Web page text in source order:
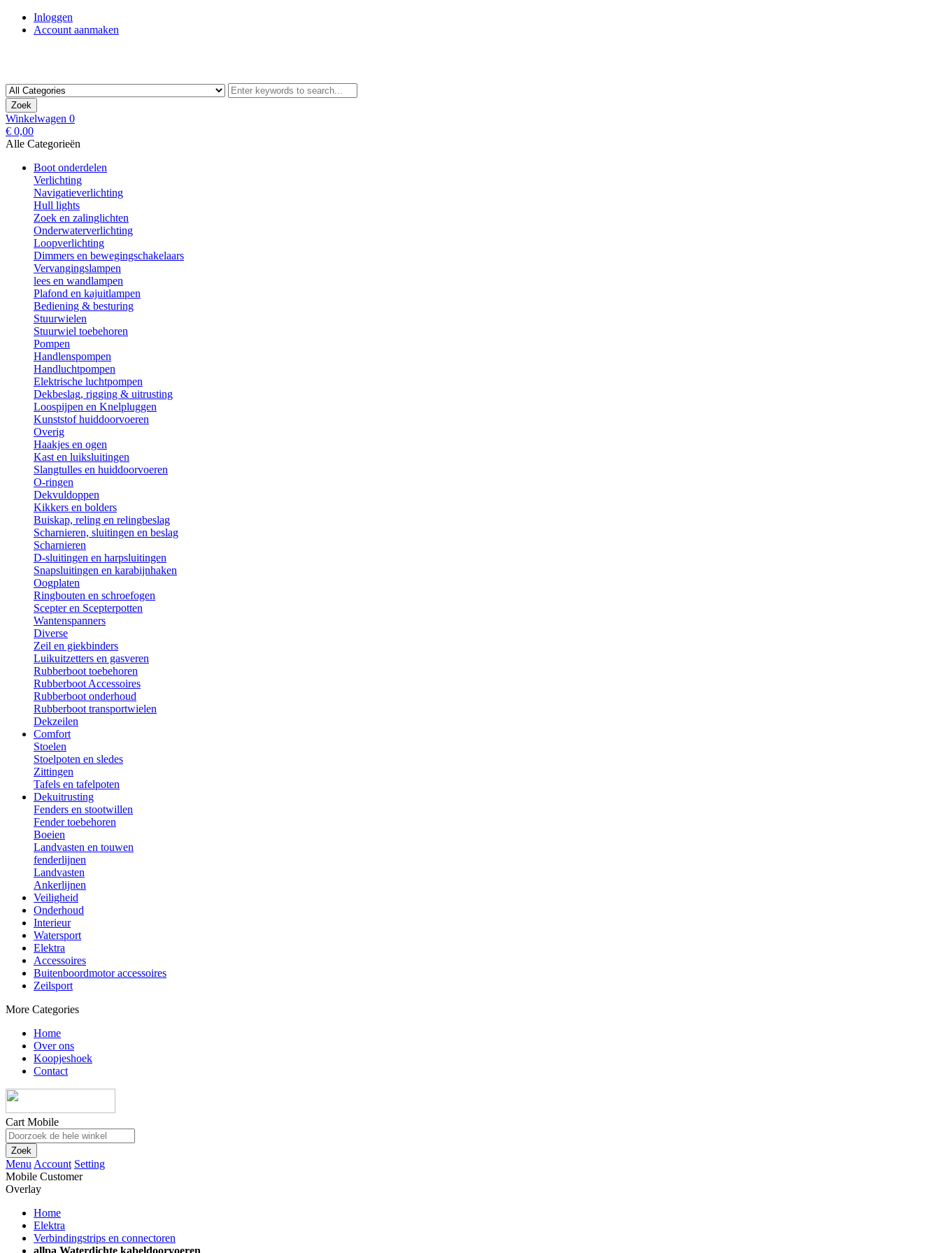
Inloggen
Account aanmaken
Zoek
Winkelwagen 0
€ 0,00
Alle Categorieën
Boot onderdelen
Verlichting
Navigatieverlichting
Hull lights
Zoek en zalinglichten
Onderwaterverlichting
Loopverlichting
Dimmers en bewegingschakelaars
Vervangingslampen
lees en wandlampen
Plafond en kajuitlampen
Bediening & besturing
Stuurwielen
Stuurwiel toebehoren
Pompen
Handlenspompen
Handluchtpompen
Elektrische luchtpompen
Dekbeslag, rigging & uitrusting
Loospijpen en Knelpluggen
Kunststof huiddoorvoeren
Overig
Haakjes en ogen
Kast en luiksluitingen
Slangtulles en huiddoorvoeren
O-ringen
Dekvuldoppen
Kikkers en bolders
Buiskap, reling en relingbeslag
Scharnieren, sluitingen en beslag
Scharnieren
D-sluitingen en harpsluitingen
Snapsluitingen en karabijnhaken
Oogplaten
Ringbouten en schroefogen
Scepter en Scepterpotten
Wantenspanners
Diverse
Zeil en giekbinders
Luikuitzetters en gasveren
Rubberboot toebehoren
Rubberboot Accessoires
Rubberboot onderhoud
Rubberboot transportwielen
Dekzeilen
Comfort
Stoelen
Stoelpoten en sledes
Zittingen
Tafels en tafelpoten
Dekuitrusting
Fenders en stootwillen
Fender toebehoren
Boeien
Landvasten en touwen
fenderlijnen
Landvasten
Ankerlijnen
Veiligheid
Onderhoud
Interieur
Watersport
Elektra
Accessoires
Buitenboordmotor accessoires
Zeilsport
More Categories
Home
Over ons
Koopjeshoek
Contact
Cart Mobile
Zoek
Menu Account Setting
Mobile Customer
Overlay
Home
Elektra
Verbindingstrips en connectoren
allpa Waterdichte kabeldoorvoeren